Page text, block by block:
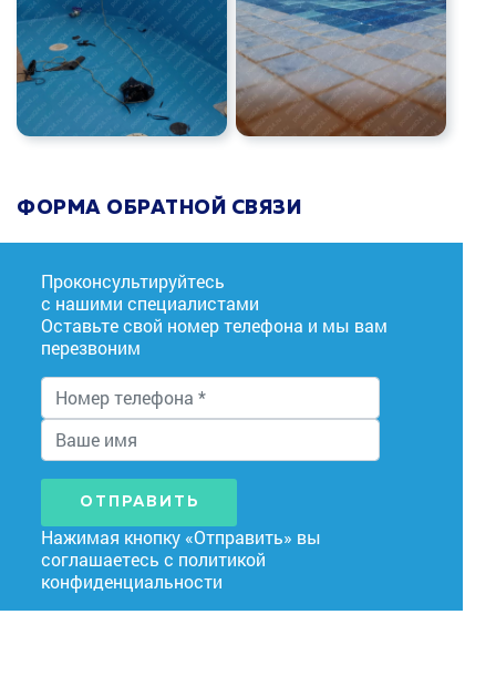
ФОРМА ОБРАТНОЙ СВЯЗИ
Проконсультируйтесь
с нашими специалистами
Оставьте свой номер телефона и мы вам
перезвоним
ОТПРАВИТЬ
Нажимая кнопку «Отправить» вы
соглашаетесь с политикой
конфиденциальности